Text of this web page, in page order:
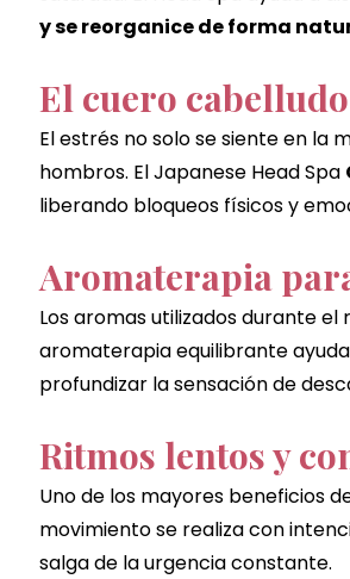
y se reorganice de forma
El cuero
El estrés no solo se siente en la
hombros. El Japanese Head Spa
liberando bloqueos físicos y
Aromaterapia
Los aromas utilizados durante el
aromaterapia equilibrante
profundizar la sensación de
Ritmos lentos y
Uno de los mayores beneficios
movimiento se realiza con
salga de la urgencia constante.